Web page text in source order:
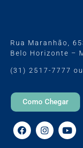
Rua Maranhão,
Belo Horizonte –
(31) 2517-7777
Como Chegar